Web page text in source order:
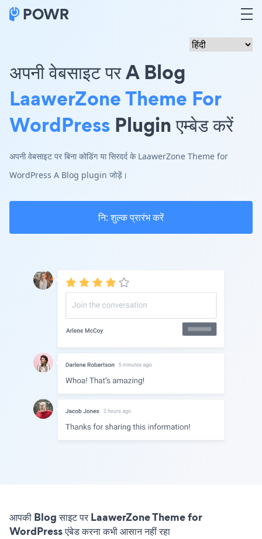
अपनी वेबसाइट पर A Blog
LaawerZone Theme For
WordPress Plugin एम्बेड करें
अपनी वेबसाइट पर बिना कोडिंग या सिरदर्द के LaawerZone Theme for
WordPress A Blog plugin जोड़ें।
नि: शुल्क प्रारंभ करें
आपकी Blog साइट पर LaawerZone Theme for
WordPress एंबेड करना कभी आसान नहीं रहा